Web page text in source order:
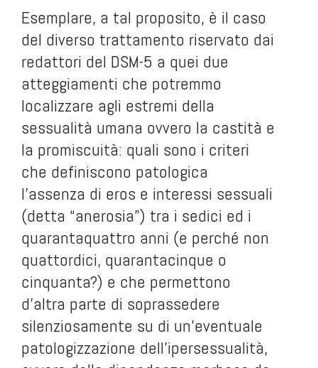
Esemplare, a tal proposito, è il caso
del diverso trattamento riservato dai
redattori del DSM-5 a quei due
atteggiamenti che potremmo
localizzare agli estremi della
sessualità umana ovvero la castità e
la promiscuità: quali sono i criteri
che definiscono patologica
l’assenza di eros e interessi sessuali
(detta “anerosia”) tra i sedici ed i
quarantaquattro anni (e perché non
quattordici, quarantacinque o
cinquanta?) e che permettono
d’altra parte di soprassedere
silenziosamente su di un’eventuale
patologizzazione dell’ipersessualità,